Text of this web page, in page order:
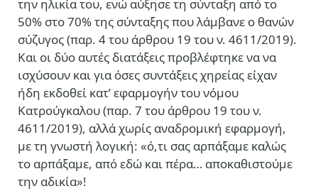
την ηλικία του, ενώ αύξησε τη σύνταξη από το
50% στο 70% της σύνταξης που λάμβανε ο θανών
σύζυγος (παρ. 4 του άρθρου 19 του ν. 4611/2019).
Και οι δύο αυτές διατάξεις προβλέφτηκε να να
ισχύσουν και για όσες συντάξεις χηρείας είχαν
ήδη εκδοθεί κατ’ εφαρμογήν του νόμου
Κατρούγκαλου (παρ. 7 του άρθρου 19 του ν.
4611/2019), αλλά χωρίς αναδρομική εφαρμογή,
με τη γνωστή λογική: «ό,τι σας αρπάξαμε καλώς
το αρπάξαμε, από εδώ και πέρα… αποκαθιστούμε
την αδικία»!